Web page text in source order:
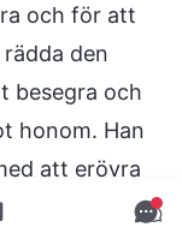
och för att
den
besegra och
honom. Han
att erövra
den